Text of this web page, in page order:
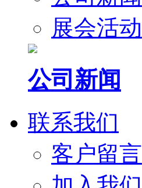
展会活动
公司新闻
联系我们
客户留言